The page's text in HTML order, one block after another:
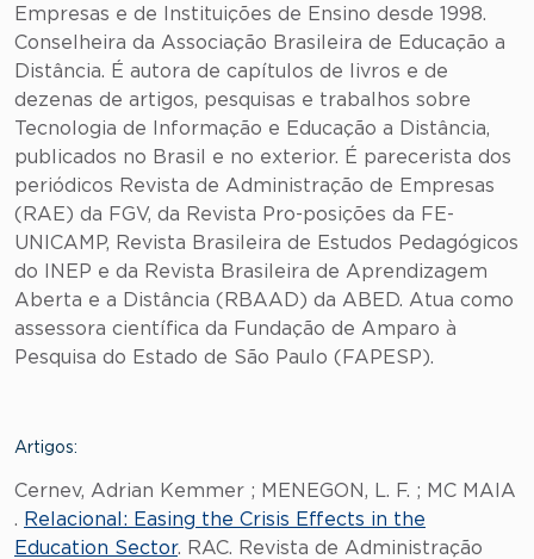
Empresas e de Instituições de Ensino desde 1998.
Conselheira da Associação Brasileira de Educação a
Distância. É autora de capítulos de livros e de
dezenas de artigos, pesquisas e trabalhos sobre
Tecnologia de Informação e Educação a Distância,
publicados no Brasil e no exterior. É parecerista dos
periódicos Revista de Administração de Empresas
(RAE) da FGV, da Revista Pro-posições da FE-
UNICAMP, Revista Brasileira de Estudos Pedagógicos
do INEP e da Revista Brasileira de Aprendizagem
Aberta e a Distância (RBAAD) da ABED. Atua como
assessora científica da Fundação de Amparo à
Pesquisa do Estado de São Paulo (FAPESP).
Artigos:
Cernev, Adrian Kemmer ; MENEGON, L. F. ; MC MAIA
. Relacional: Easing the Crisis Effects in the
Education Sector. RAC. Revista de Administração